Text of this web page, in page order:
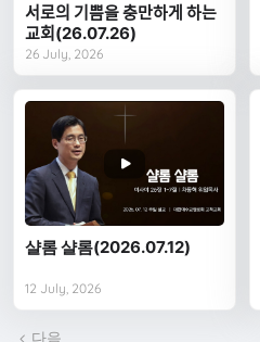
서로의 기쁨을 충만하게 하는
교회(26.07.26)
26 July, 2026
샬롬 샬롬(2026.07.12)
12 July, 2026
다음